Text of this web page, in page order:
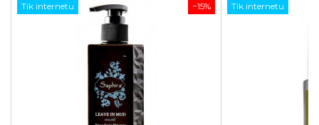
−15%
Tik internetu Tik internetu